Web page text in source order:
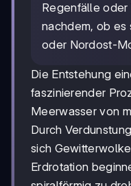
Regenfälle
nachdem, ob es
oder Nordost-
Die Entstehung
faszinierender
Meerwasser von
Durch
sich
Erdrotation